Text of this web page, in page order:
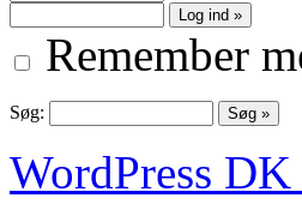
Remember
Søg:
WordPress